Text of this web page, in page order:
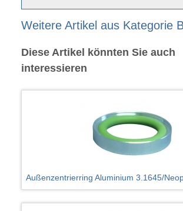
Weitere Artikel aus Kategorie
Diese Artikel könnten Sie auch
interessieren
Außenzentrierring Aluminium 3.1645/